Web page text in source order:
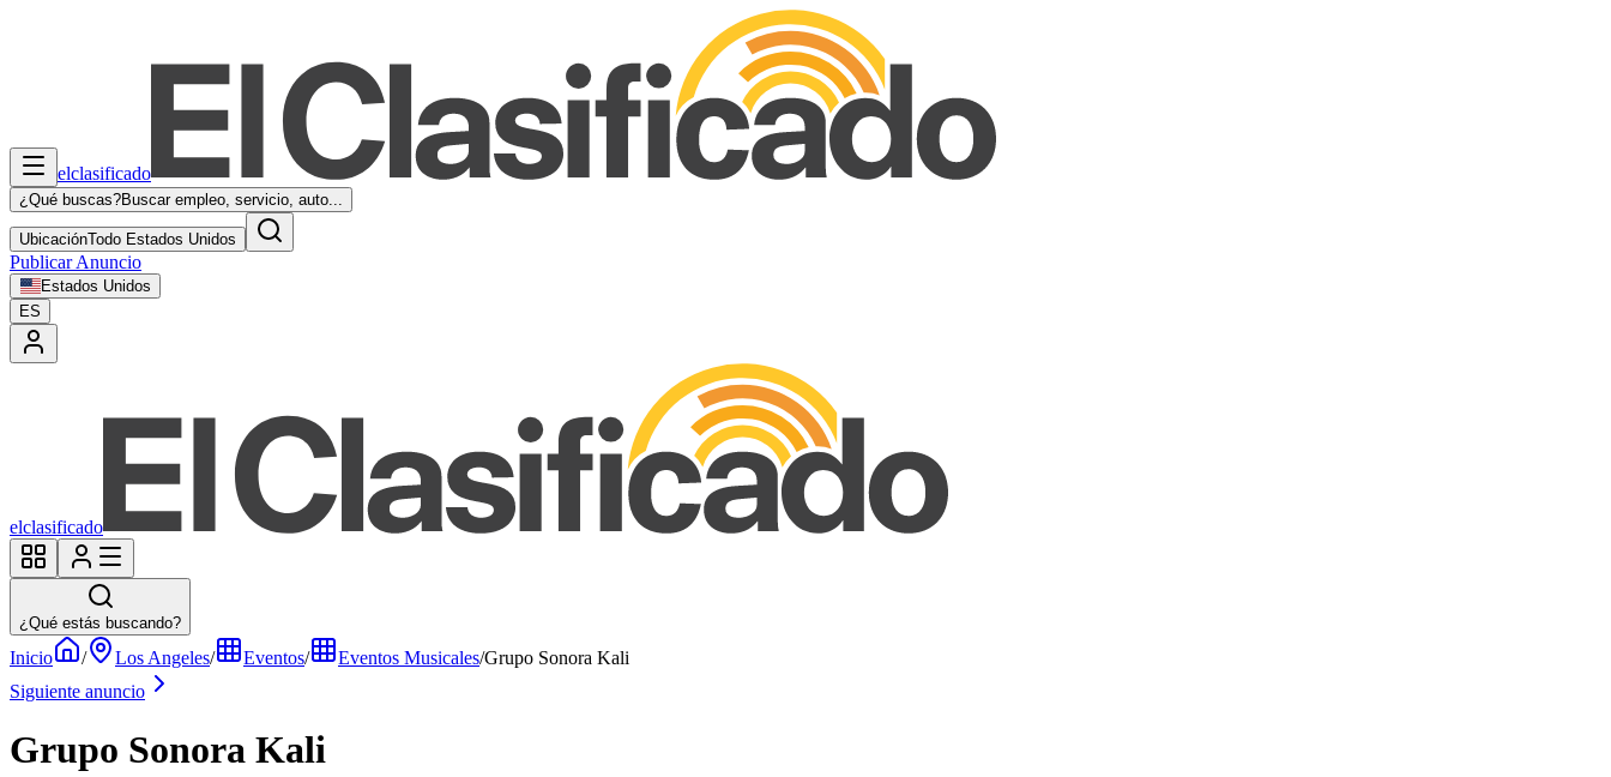
elclasificado
¿Qué buscas?Buscar empleo, servicio, auto...
UbicaciónTodo Estados Unidos
Publicar Anuncio
Estados Unidos
ES
elclasificado
¿Qué estás buscando?
Inicio / Los Angeles/ Eventos/ Eventos Musicales/Grupo Sonora Kali
Siguiente anuncio
Grupo Sonora Kali